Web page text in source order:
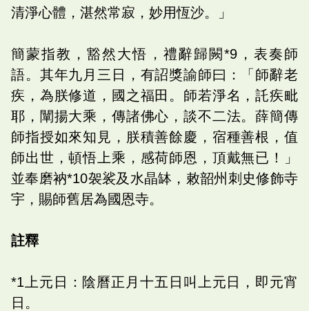
清淨心體，湛然常寂，妙用恆沙。」
簡蒙指教，豁然大悟，禮辭歸闕*9，表奏師
語。其年九月三日，有詔獎諭師曰：「師辭老
疾，為朕修道，國之福田。師若淨名，託疾毗
耶，闡揚大乘，傳諸佛心，談不二法。薛簡傳
師指授如來知見，朕積善餘慶，宿種善根，值
師出世，頓悟上乘，感荷師恩，頂戴無已！」
並奉磨衲*10袈裟及水晶缽，敕韶州刺史修飾寺
宇，賜師舊居為國恩寺。
註釋
*1上元日：陰曆正月十五日叫上元日，即元宵
日。